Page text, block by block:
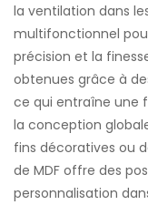
la ventilation dans
multifonctionnel
précision et la
obtenues grâce à
ce qui entraîne une
la conception
fins décoratives ou
de MDF offre des
personnalisation